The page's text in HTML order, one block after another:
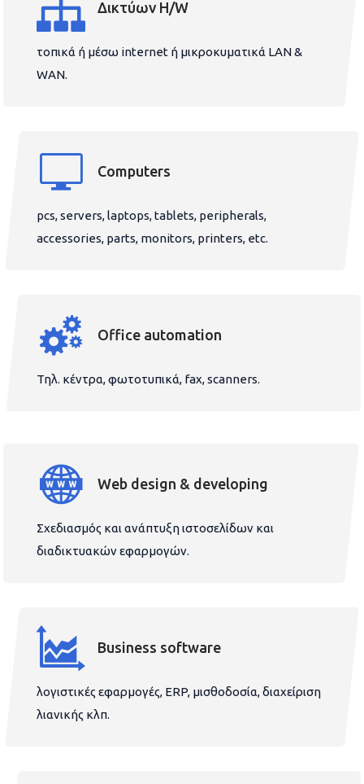
Δικτύων H/W
τοπικά ή μέσω internet ή μικροκυματικά LAN &
WAN.
Computers
pcs, servers, laptops, tablets, peripherals,
accessories, parts, monitors, printers, etc.
Office automation
Τηλ. κέντρα, φωτοτυπικά, fax, scanners.
Web design & developing
Σχεδιασμός και ανάπτυξη ιστοσελίδων και
διαδικτυακών εφαρμογών.
Business software
λογιστικές εφαρμογές, ERP, μισθοδοσία, διαχείριση
λιανικής κλπ.